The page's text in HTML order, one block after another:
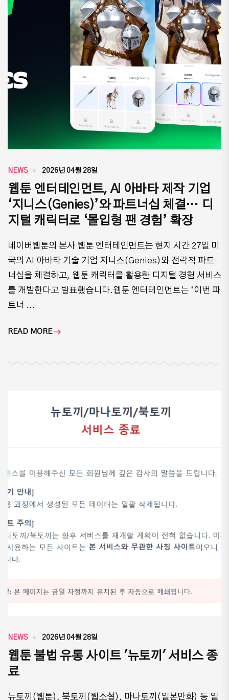
NEWS 2026년 04월 28일
웹툰 엔터테인먼트, AI 아바타 제작 기업
‘지니스(Genies)’와 파트너십 체결… 디
지털 캐릭터로 ‘몰입형 팬 경험’ 확장
네이버웹툰의 본사 웹툰 엔터테인먼트는 현지 시간 27일 미
국의 AI 아바타 기술 기업 지니스(Genies)와 전략적 파트
너십을 체결하고, 웹툰 캐릭터를 활용한 디지털 경험 서비스
를 개발한다고 발표했습니다.웹툰 엔터테인먼트는 ‘이번 파
트너 ...
READ MORE
NEWS 2026년 04월 28일
웹툰 불법 유통 사이트 '뉴토끼' 서비스 종
료
뉴토끼(웹툰), 북토끼(웹소설), 마나토끼(일본만화) 등 일